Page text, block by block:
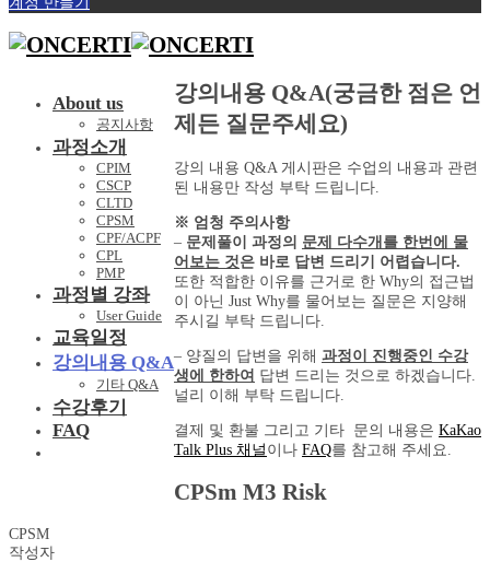
About us
공지사항
과정소개
CPIM
CSCP
CLTD
CPSM
CPF/ACPF
CPL
PMP
과정별 강좌
User Guide
교육일정
강의내용 Q&A
기타 Q&A
수강후기
FAQ
강의내용 Q&A(궁금한 점은 언
제든 질문주세요)
강의 내용 Q&A 게시판은 수업의 내용과 관련
된 내용만 작성 부탁 드립니다.
※ 엄청 주의사항
– 문제풀이 과정의 문제 다수개를 한번에 물
어보는 것은 바로 답변 드리기 어렵습니다.
또한 적합한 이유를 근거로 한 Why의 접근법
이 아닌 Just Why를 물어보는 질문은 지양해
주시길 부탁 드립니다.
– 양질의 답변을 위해 과정이 진행중인 수강
생에 한하여 답변 드리는 것으로 하겠습니다.
널리 이해 부탁 드립니다.
결제 및 환불 그리고 기타 문의 내용은 KaKao
Talk Plus 채널 이나 FAQ를 참고해 주세요.
CPSm M3 Risk
CPSM
작성자